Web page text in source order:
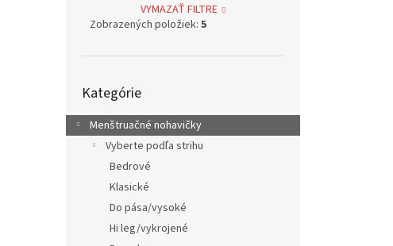
VYMAZAŤ FILTRE
Zobrazených položiek: 5
kategórie
Kategórie
Menštruačné nohavičky
Vyberte podľa strihu
Bedrové
Klasické
Do pása/vysoké
Hi leg/vykrojené